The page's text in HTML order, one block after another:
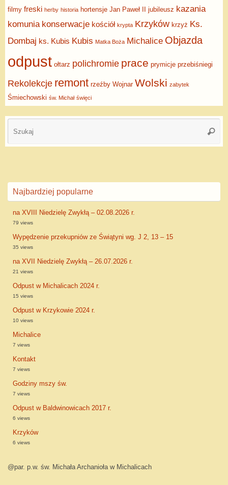
filmy freski herby historia hortensje Jan Paweł II jubileusz kazania
komunia konserwacje kościół krypta Krzyków krzyż Ks.
Dombaj ks. Kubis Kubis Matka Boża Michalice Objazda
odpust ołtarz polichromie prace prymicje przebiśniegi
Rekolekcje remont rzeźby Wojnar Wolski zabytek
Śmiechowski św. Michał święci
Najbardziej popularne
na XVIII Niedzielę Zwykłą – 02.08.2026 r.
79 views
Wypędzenie przekupniów ze Świątyni wg. J 2, 13 – 15
35 views
na XVII Niedzielę Zwykłą – 26.07.2026 r.
21 views
Odpust w Michalicach 2024 r.
15 views
Odpust w Krzykowie 2024 r.
10 views
Michalice
7 views
Kontakt
7 views
Godziny mszy św.
7 views
Odpust w Baldwinowicach 2017 r.
6 views
Krzyków
6 views
@par. p.w. św. Michała Archanioła w Michalicach